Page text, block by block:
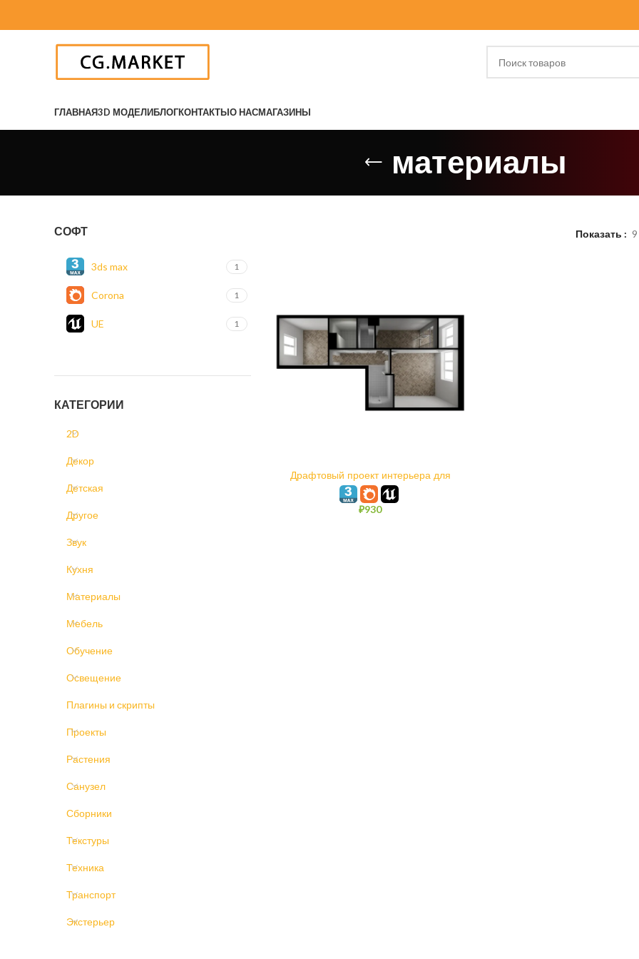
ГЛАВНАЯ3D МОДЕЛИБЛОГКОНТАКТЫО НАСМАГАЗИНЫ
материалы
СОФТ
3ds max 1
Corona 1
UE 1
КАТЕГОРИИ
2D
Декор
Детская
Другое
Звук
Кухня
Материалы
Мебель
Обучение
Освещение
Плагины и скрипты
Проекты
Растения
Санузел
Сборники
Текстуры
Техника
Транспорт
Экстерьер
Показать 9
Драфтовый проект интерьера для
Unreal Engine и 3ds max Corona
Render
₽930